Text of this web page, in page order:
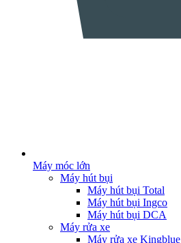
Máy móc lớn
Máy hút bụi
Máy hút bụi Total
Máy hút bụi Ingco
Máy hút bụi DCA
Máy rửa xe
Máy rửa xe Kingblue